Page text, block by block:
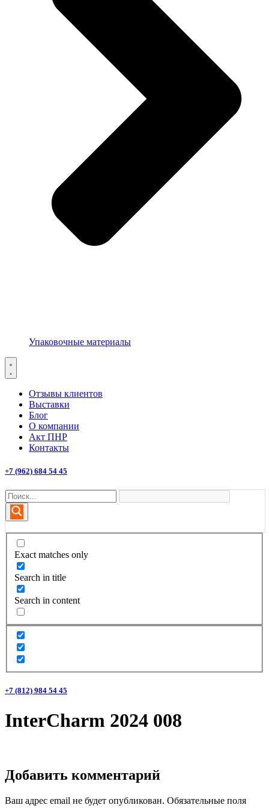
Упаковочные материалы
Отзывы клиентов
Выставки
Блог
О компании
Акт ПНР
Контакты
+7 (962) 684 54 45
Exact matches only
Search in title
Search in content
+7 (812) 984 54 45
InterCharm 2024 008
Добавить комментарий
Ваш адрес email не будет опубликован. Обязательные поля